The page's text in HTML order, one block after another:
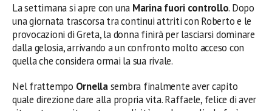
La settimana si apre con una Marina fuori controllo. Dopo
una giornata trascorsa tra continui attriti con Roberto e le
provocazioni di Greta, la donna finirà per lasciarsi dominare
dalla gelosia, arrivando a un confronto molto acceso con
quella che considera ormai la sua rivale.
Nel frattempo Ornellasembra finalmente aver capito
quale direzione dare alla propria vita. Raffaele, felice di aver